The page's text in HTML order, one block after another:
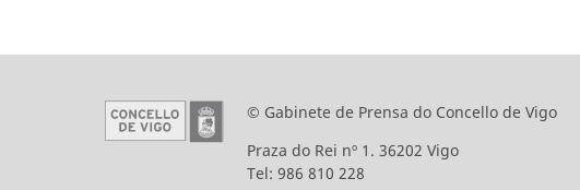
© Gabinete de Prensa do Concello de Vigo
Praza do Rei nº 1. 36202 Vigo
Tel: 986 810 228